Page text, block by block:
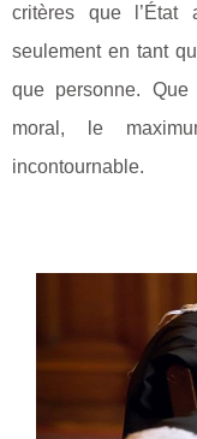
critères que l’État
seulement en tant
que personne.
moral, le
incontournable.